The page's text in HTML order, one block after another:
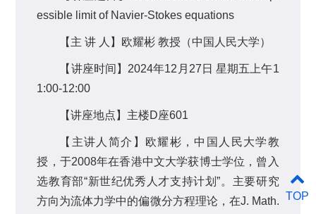
essible limit of Navier-Stokes equations
【主 讲 人】欧耀彬 教授（中国人民大学）
【讲座时间】2024年12月27日 星期五上午1
1:00-12:00
【讲座地点】主楼D座601
【主讲人简介】欧耀彬，中国人民大学教
授，于2008年在香港中文大学获博士学位，曾入
选教育部“新世纪优秀人才支持计划”。主要研究
方向为流体力学中的偏微分方程理论，在J. Math. TOP